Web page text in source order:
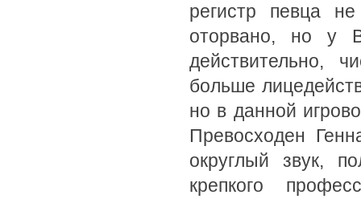
регистр певца
оторвано, но у
действительно,
больше
но в данной
Превосходен
округлый звук,
крепкого